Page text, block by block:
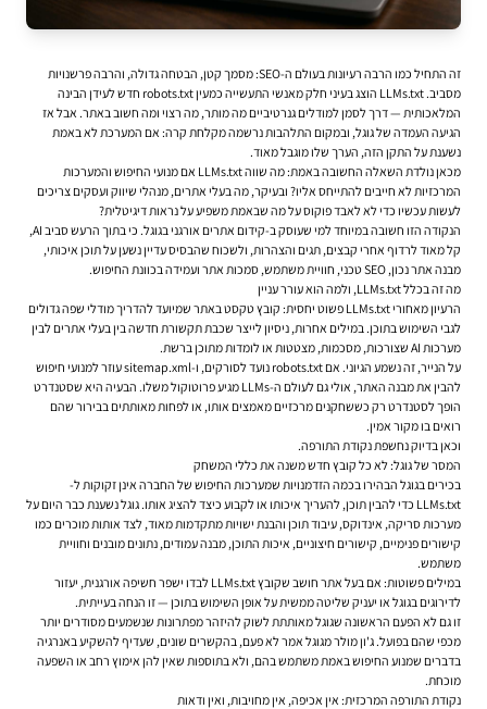
זה התחיל כמו הרבה רעיונות בעולם ה-SEO: מסמך קטן, הבטחה גדולה, והרבה פרשנויות
מסביב. LLMs.txt הוצג בעיני חלק מאנשי התעשייה כמעין robots.txt חדש לעידן הבינה
המלאכותית — דרך לסמן למודלים גנרטיביים מה מותר, מה רצוי ומה חשוב באתר. אבל אז
הגיעה העמדה של גוגל, ובמקום התלהבות נרשמה מקלחת קרה: אם המערכת לא באמת
נשענת על התקן הזה, הערך שלו מוגבל מאוד.
מכאן נולדת השאלה החשובה באמת: מה שווה LLMs.txt אם מנועי החיפוש והמערכות
המרכזיות לא חייבים להתייחס אליו? ובעיקר, מה בעלי אתרים, מנהלי שיווק ועסקים צריכים
לעשות עכשיו כדי לא לאבד פוקוס על מה שבאמת משפיע על נראות דיגיטלית?
הנקודה הזו חשובה במיוחד למי שעוסק ב-קידום אתרים אורגני בגוגל
. כי בתוך הרעש סביב AI,
קל מאוד לרדוף אחרי קבצים, תגים והצהרות, ולשכוח שהבסיס עדיין נשען על תוכן איכותי,
מבנה אתר נכון, SEO טכני, חוויית משתמש, סמכות אתר ועמידה בכוונת החיפוש.
מה זה בכלל LLMs.txt, ולמה הוא עורר עניין
הרעיון מאחורי LLMs.txt פשוט יחסית: קובץ טקסט באתר שמיועד להדריך מודלי שפה גדולים
לגבי השימוש בתוכן. במילים אחרות, ניסיון לייצר שכבת תקשורת חדשה בין בעלי אתרים לבין
מערכות AI שצורכות, מסכמות, מצטטות או לומדות מתוכן ברשת.
על הנייר, זה נשמע הגיוני. אם robots.txt נועד לסורקים, ו-sitemap.xml עוזר למנועי חיפוש
להבין את מבנה האתר, אולי גם לעולם ה-LLMs מגיע פרוטוקול משלו. הבעיה היא שסטנדרט
הופך לסטנדרט רק כששחקנים מרכזיים מאמצים אותו, או לפחות מאותתים בבירור שהם
רואים בו מקור אמין.
וכאן בדיוק נחשפת נקודת התורפה.
המסר של גוגל: לא כל קובץ חדש משנה את כללי המשחק
בכירים בגוגל הבהירו בכמה הזדמנויות שמערכות החיפוש של החברה אינן זקוקות ל-
LLMs.txt כדי להבין תוכן, להעריך איכותו או לקבוע כיצד להציג אותו. גוגל נשענת כבר היום על
מערכות סריקה, אינדוקס, עיבוד תוכן והבנת ישויות מתקדמות מאוד, לצד אותות מוכרים כמו
קישורים פנימיים, קישורים חיצוניים, איכות התוכן, מבנה עמודים, נתונים מובנים וחוויית
משתמש.
במילים פשוטות: אם בעל אתר חושב שקובץ LLMs.txt לבדו ישפר חשיפה אורגנית, יעזור
לדירוגים בגוגל או יעניק שליטה ממשית על אופן השימוש בתוכן — זו הנחה בעייתית.
זו גם לא הפעם הראשונה שגוגל מאותתת לשוק להיזהר מפתרונות שנשמעים מסודרים יותר
מכפי שהם בפועל. ג'ון מולר מגוגל אמר לא פעם, בהקשרים שונים, שעדיף להשקיע באנרגיה
בדברים שמנוע החיפוש באמת משתמש בהם, ולא בתוספות שאין להן אימוץ רחב או השפעה
מוכחת.
נקודת התורפה המרכזית: אין אכיפה, אין מחויבות, ואין ודאות